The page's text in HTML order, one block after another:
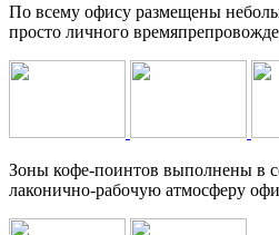
По всему офису размещены
просто личного
Зоны кофе-поинтов выполнены в
лаконично-рабочую атмосферу